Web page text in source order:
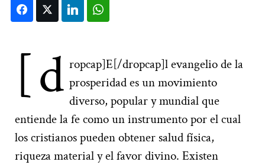
FacebookTwitter LinkedIn
[d ropcap]E[/dropcap]l evangelio de la
prosperidad es un movimiento
diverso, popular y mundial que
entiende la fe como un instrumento por el cual
los cristianos pueden obtener salud física,
riqueza material y el favor divino. Existen